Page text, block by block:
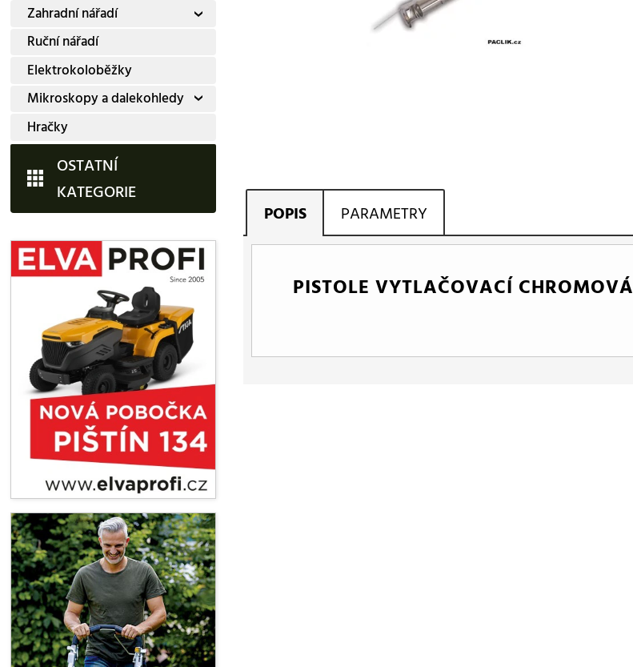
Zahradní nářadí
Ruční nářadí
Elektrokoloběžky
Mikroskopy a dalekohledy
Hračky
OSTATNÍ
KATEGORIE
POPIS PARAMETRY
PISTOLE VYTLAČOVACÍ CHROMOVÁ